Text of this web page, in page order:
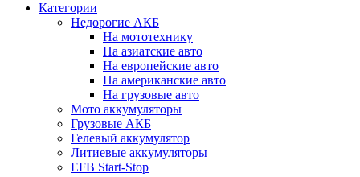
Категории
Недорогие АКБ
На мототехнику
На азиатские авто
На европейские авто
На американские авто
На грузовые авто
Мото аккумуляторы
Грузовые АКБ
Гелевый аккумулятор
Литиевые аккумуляторы
EFB Start-Stop